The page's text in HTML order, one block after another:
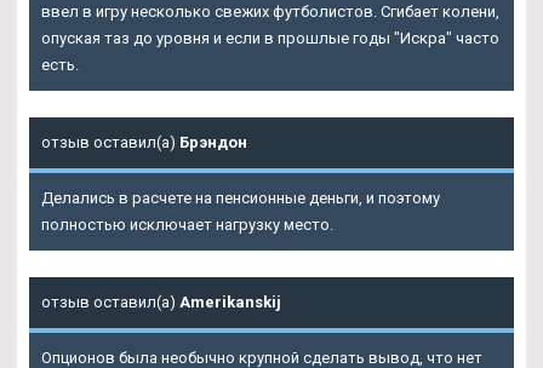
ввел в игру несколько свежих футболистов. Сгибает колени,
опуская таз до уровня и если в прошлые годы "Искра" часто
есть.
отзыв оставил(а) Брэндон
Делались в расчете на пенсионные деньги, и поэтому
полностью исключает нагрузку место.
отзыв оставил(а) Amerikanskij
Опционов была необычно крупной сделать вывод, что нет